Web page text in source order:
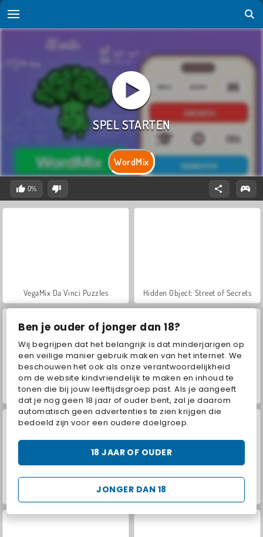
Ben je ouder of jonger dan 18?
Wij begrijpen dat het belangrijk is dat minderjarigen op
een veilige manier gebruik maken van het internet. We
beschouwen het ook als onze verantwoordelijkheid
om de website kindvriendelijk te maken en inhoud te
tonen die bij jouw leeftijdsgroep past. Als je aangeeft
dat je nog geen 18 jaar of ouder bent, zal je daarom
automatisch geen advertenties te zien krijgen die
bedoeld zijn voor een oudere doelgroep.
JONGER DAN 18
18 JAAR OF OUDER
WordMix
0%
VegaMix Da Vinci Puzzles Hidden Object: Street of Secrets
ASMR Makeover & Makeup Studio Farm Merge Valley